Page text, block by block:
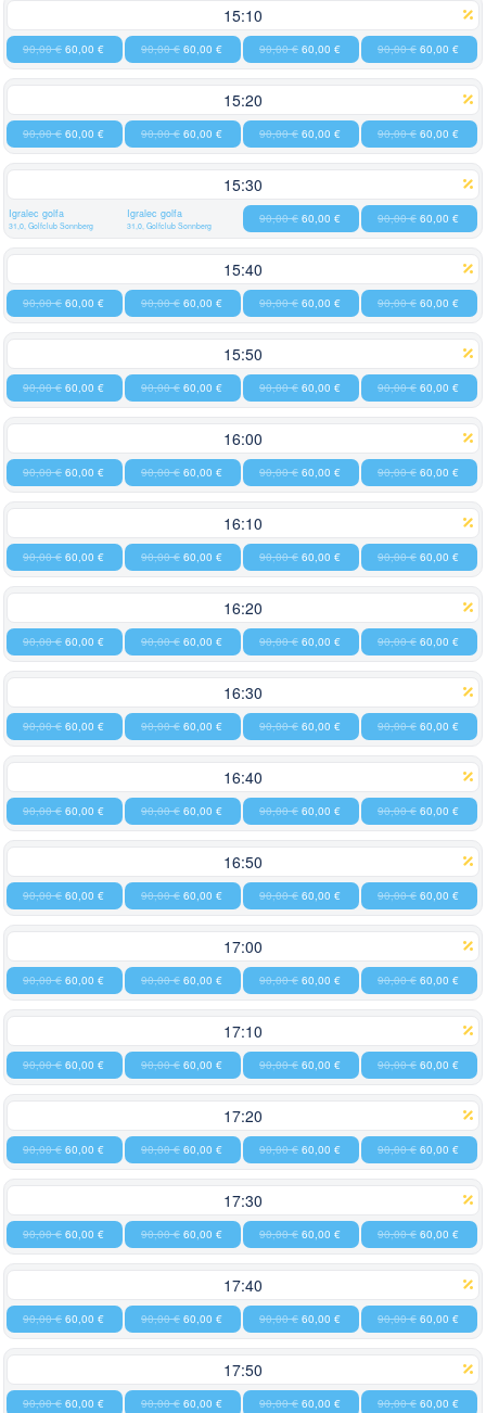
15:10
90,00 € 60,00 € 90,00 € 60,00 € 90,00 € 60,00 € 90,00 € 60,00 €
15:20
90,00 € 60,00 € 90,00 € 60,00 € 90,00 € 60,00 € 90,00 € 60,00 €
15:30
Igralec golfa
31,0, Golfclub Sonnberg
Igralec golfa
31,0, Golfclub Sonnberg 90,00 € 60,00 € 90,00 € 60,00 €
15:40
90,00 € 60,00 € 90,00 € 60,00 € 90,00 € 60,00 € 90,00 € 60,00 €
15:50
90,00 € 60,00 € 90,00 € 60,00 € 90,00 € 60,00 € 90,00 € 60,00 €
16:00
90,00 € 60,00 € 90,00 € 60,00 € 90,00 € 60,00 € 90,00 € 60,00 €
16:10
90,00 € 60,00 € 90,00 € 60,00 € 90,00 € 60,00 € 90,00 € 60,00 €
16:20
90,00 € 60,00 € 90,00 € 60,00 € 90,00 € 60,00 € 90,00 € 60,00 €
16:30
90,00 € 60,00 € 90,00 € 60,00 € 90,00 € 60,00 € 90,00 € 60,00 €
16:40
90,00 € 60,00 € 90,00 € 60,00 € 90,00 € 60,00 € 90,00 € 60,00 €
16:50
90,00 € 60,00 € 90,00 € 60,00 € 90,00 € 60,00 € 90,00 € 60,00 €
17:00
90,00 € 60,00 € 90,00 € 60,00 € 90,00 € 60,00 € 90,00 € 60,00 €
17:10
90,00 € 60,00 € 90,00 € 60,00 € 90,00 € 60,00 € 90,00 € 60,00 €
17:20
90,00 € 60,00 € 90,00 € 60,00 € 90,00 € 60,00 € 90,00 € 60,00 €
17:30
90,00 € 60,00 € 90,00 € 60,00 € 90,00 € 60,00 € 90,00 € 60,00 €
17:40
90,00 € 60,00 € 90,00 € 60,00 € 90,00 € 60,00 € 90,00 € 60,00 €
17:50
90,00 € 60,00 € 90,00 € 60,00 € 90,00 € 60,00 € 90,00 € 60,00 €